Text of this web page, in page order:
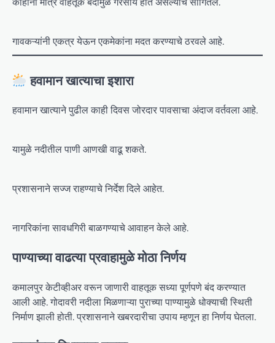
गावकऱ्यांनी एकत्र येऊन एकमेकांना मदत करण्याचे ठरवले आहे.
हवामान खात्याचा इशारा
हवामान खात्याने पुढील काही दिवस जोरदार पावसाचा अंदाज वर्तवला आहे.
यामुळे नदीतील पाणी आणखी वाढू शकते.
प्रशासनाने सज्ज राहण्याचे निर्देश दिले आहेत.
नागरिकांना सावधगिरी बाळगण्याचे आवाहन केले आहे.
पाण्याच्या वाढत्या प्रवाहामुळे मोठा निर्णय
कमालपुर केटीव्हीअर वरून जाणारी वाहतूक सध्या पूर्णपणे बंद करण्यात
आली आहे. गोदावरी नदीला मिळणाऱ्या पुराच्या पाण्यामुळे धोक्याची स्थिती
निर्माण झाली होती. प्रशासनाने खबरदारीचा उपाय म्हणून हा निर्णय घेतला.